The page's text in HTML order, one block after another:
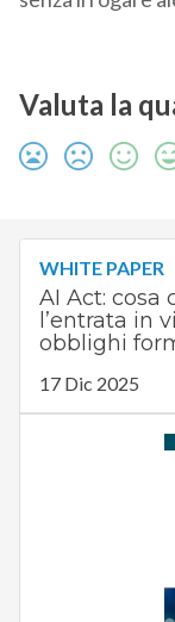
Valuta la
WHITE PAPER
AI Act: cosa
l’entrata in
obblighi
17 Dic 2025